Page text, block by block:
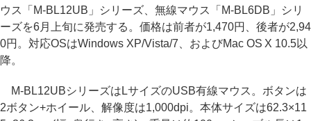
ウス「M-BL12UB」シリーズ、無線マウス「M-BL6DB」シリ
ーズを6月上旬に発売する。価格は前者が1,470円、後者が2,94
0円。対応OSはWindows XP/Vista/7、およびMac OS X 10.5以
降。
M-BL12UBシリーズはLサイズのUSB有線マウス。ボタンは
2ボタン+ホイール、解像度は1,000dpi。本体サイズは62.3×11